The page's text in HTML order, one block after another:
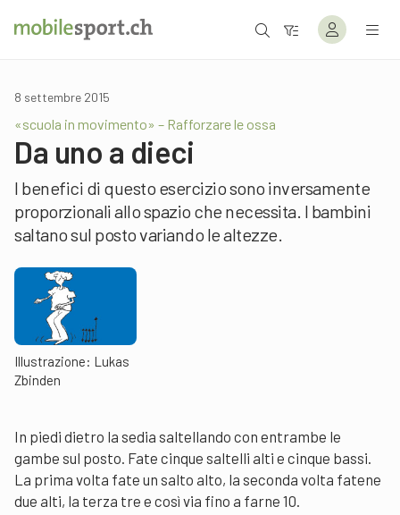
8 settembre 2015
«scuola in movimento» – Rafforzare le ossa
Da uno a dieci
I benefici di questo esercizio sono inversamente
proporzionali allo spazio che necessita. I bambini
saltano sul posto variando le altezze.
Illustrazione: Lukas
Zbinden
In piedi dietro la sedia saltellando con entrambe le
gambe sul posto. Fate cinque saltelli alti e cinque bassi.
La prima volta fate un salto alto, la seconda volta fatene
due alti, la terza tre e così via fino a farne 10.